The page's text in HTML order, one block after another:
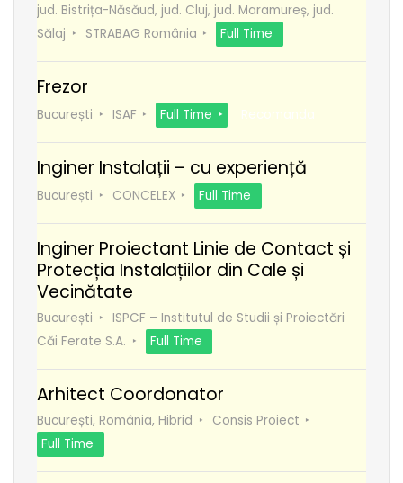
jud. Bistrița-Năsăud, jud. Cluj, jud. Maramureș, jud.
Sălaj
STRABAG România Full Time
Frezor
București ISAF Full Time Recomanda
Inginer Instalații – cu experiență
București CONCELEX Full Time
Inginer Proiectant Linie de Contact și
Protecția Instalațiilor din Cale și
Vecinătate
București
ISPCF – Institutul de Studii și Proiectări
Căi Ferate S.A.
Full Time
Arhitect Coordonator
București, România, Hibrid
Consis Proiect
Full Time